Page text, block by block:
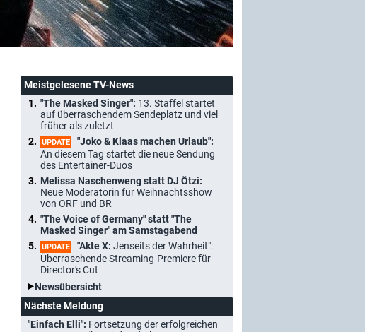
Meistgelesene TV-News
"The Masked Singer": 13. Staffel startet
auf überraschendem Sendeplatz und viel
früher als zuletzt
UPDATE
"Joko & Klaas machen Urlaub":
An diesem Tag startet die neue Sendung
des Entertainer-Duos
Melissa Naschenweng statt DJ Ötzi:
Neue Moderatorin für Weihnachtsshow
von ORF und BR
"The Voice of Germany" statt "The
Masked Singer" am Samstagabend
UPDATE "Akte X: Jenseits der Wahrheit":
Überraschende Streaming-Premiere für
Director's Cut
Newsübersicht
Nächste Meldung
"Einfach Elli": Fortsetzung der erfolgreichen